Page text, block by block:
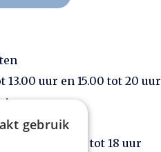
13.00 uur en 15.00 tot 20 uur
uur en 15 uur tot 18 uur
gebruik